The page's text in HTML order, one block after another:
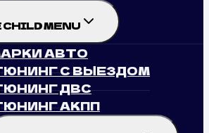
CHILD MENU
АВТО
С ВЫЕЗДОМ
ДВС
АКПП